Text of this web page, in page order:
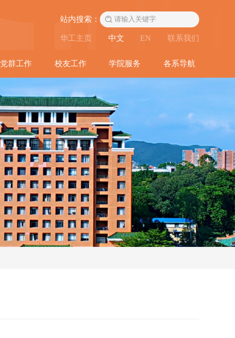
站内搜索：
华工主页 中文 EN 联系我们
党群工作 校友工作 学院服务 各系导航